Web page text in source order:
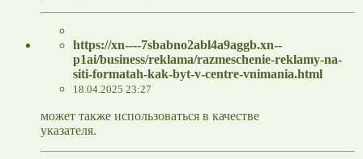
https://xn----7sbabno2abl4a9aggb.xn--
p1ai/business/reklama/razmeschenie-reklamy-na-
siti-formatah-kak-byt-v-centre-vnimania.html
18.04.2025 23:27
может также использоваться в качестве
указателя.